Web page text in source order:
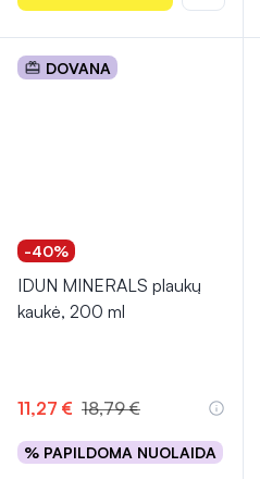
DOVANA
-40%
IDUN MINERALS plaukų
kaukė, 200 ml
11,27 € 18,79 €
% PAPILDOMA NUOLAIDA